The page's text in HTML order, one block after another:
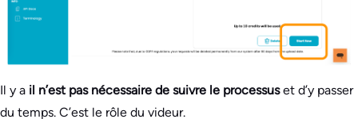
Il y a il n’est pas nécessaire de suivre le processuset d’y passer
du temps. C’est le rôle du videur.